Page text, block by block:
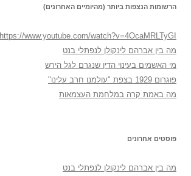
הרשומות הנצפות ביותר (מהיומיים האחרונים)
https://www.youtube.com/watch?v=4OcaMRLTyGI
מה בין אברהם לינקולן לנפתלי בנט
מי האשמים בעינוי הדין שנגרם לגל הירש
פוגרום 1929 בצפת "עולמנו חרב עלינו"
מה באמת קרה במלחמת העצמאות
פוסטים אחרונים
מה בין אברהם לינקולן לנפתלי בנט